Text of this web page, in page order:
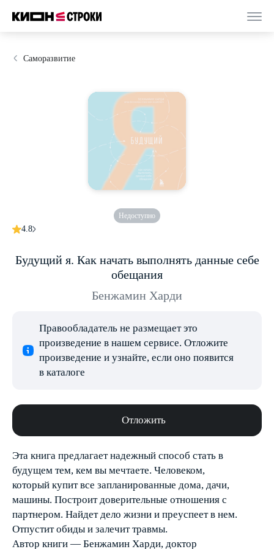
Саморазвитие
Недоступно
4.8
Будущий я. Как начать выполнять данные себе
обещания
Бенжамин Харди
Правообладатель не размещает это
произведение в нашем сервисе. Отложите
произведение и узнайте, если оно появится
в каталоге
Отложить
Эта книга предлагает надежный способ стать в
будущем тем, кем вы мечтаете. Человеком,
который купит все запланированные дома, дачи,
машины. Построит доверительные отношения с
партнером. Найдет дело жизни и преуспеет в нем.
Отпустит обиды и залечит травмы.
Автор книги — Бенжамин Харди, доктор